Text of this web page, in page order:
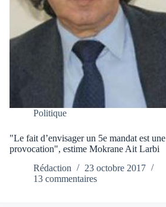
Politique
"Le fait d’envisager un 5e mandat est une
provocation", estime Mokrane Ait Larbi
Rédaction
23 octobre 2017
13 commentaires